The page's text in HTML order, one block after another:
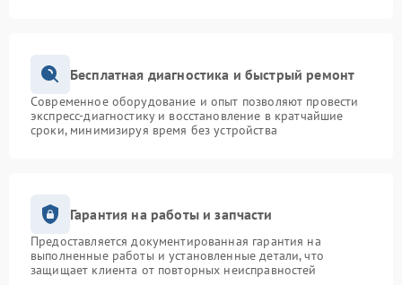
Бесплатная диагностика и быстрый ремонт
Современное оборудование и опыт позволяют провести
экспресс-диагностику и восстановление в кратчайшие
сроки, минимизируя время без устройства
Гарантия на работы и запчасти
Предоставляется документированная гарантия на
выполненные работы и установленные детали, что
защищает клиента от повторных неисправностей